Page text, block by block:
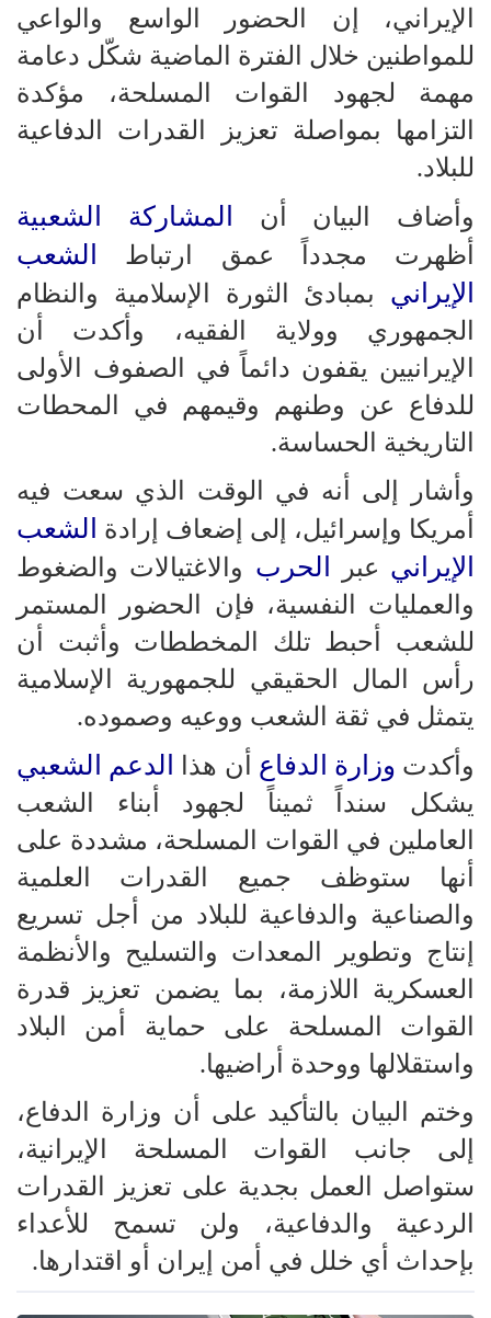
الإيراني، إن الحضور الواسع والواعي
للمواطنين خلال الفترة الماضية شكّل دعامة
مهمة لجهود القوات المسلحة، مؤكدة
التزامها بمواصلة تعزيز القدرات الدفاعية
للبلاد.
وأضاف البيان أن المشاركة الشعبية
أظهرت مجدداً عمق ارتباط
الشعب
الإيراني بمبادئ الثورة الإسلامية والنظام
الجمهوري وولاية الفقيه، وأكدت أن
الإيرانيين يقفون دائماً في الصفوف الأولى
للدفاع عن وطنهم وقيمهم في المحطات
التاريخية الحساسة.
وأشار إلى أنه في الوقت الذي سعت فيه
أمريكا وإسرائيل، إلى إضعاف إرادة
الشعب
الإيراني عبر الحرب والاغتيالات والضغوط
والعمليات النفسية، فإن الحضور المستمر
للشعب أحبط تلك المخططات وأثبت أن
رأس المال الحقيقي للجمهورية الإسلامية
يتمثل في ثقة الشعب ووعيه وصموده.
وأكدت وزارة الدفاع أن هذا الدعم الشعبي
يشكل سنداً ثميناً لجهود أبناء الشعب
العاملين في القوات المسلحة، مشددة على
أنها ستوظف جميع القدرات العلمية
والصناعية والدفاعية للبلاد من أجل تسريع
إنتاج وتطوير المعدات والتسليح والأنظمة
العسكرية اللازمة، بما يضمن تعزيز قدرة
القوات المسلحة على حماية أمن البلاد
واستقلالها ووحدة أراضيها.
وختم البيان بالتأكيد على أن وزارة الدفاع،
إلى جانب القوات المسلحة الإيرانية،
ستواصل العمل بجدية على تعزيز القدرات
الردعية والدفاعية، ولن تسمح للأعداء
بإحداث أي خلل في أمن إيران أو اقتدارها.